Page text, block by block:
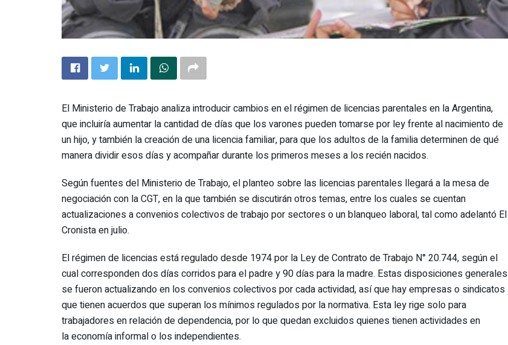
El Ministerio de Trabajo analiza introducir cambios en el régimen de licencias parentales en la Argentina,
que incluiría aumentar la cantidad de días que los varones pueden tomarse por ley frente al nacimiento de
un hijo, y también la creación de una licencia familiar, para que los adultos de la familia determinen de qué
manera dividir esos días y acompañar durante los primeros meses a los recién nacidos.
Según fuentes del Ministerio de Trabajo, el planteo sobre las licencias parentales llegará a la mesa de
negociación con la CGT, en la que también se discutirán otros temas, entre los cuales se cuentan
actualizaciones a convenios colectivos de trabajo por sectores o un blanqueo laboral, tal como adelantó El
Cronista en julio.
El régimen de licencias está regulado desde 1974 por la Ley de Contrato de Trabajo N° 20.744, según el
cual corresponden dos días corridos para el padre y 90 días para la madre. Estas disposiciones generales
se fueron actualizando en los convenios colectivos por cada actividad, así que hay empresas o sindicatos
que tienen acuerdos que superan los mínimos regulados por la normativa. Esta ley rige solo para
trabajadores en relación de dependencia, por lo que quedan excluidos quienes tienen actividades en
la economía informal o los independientes.